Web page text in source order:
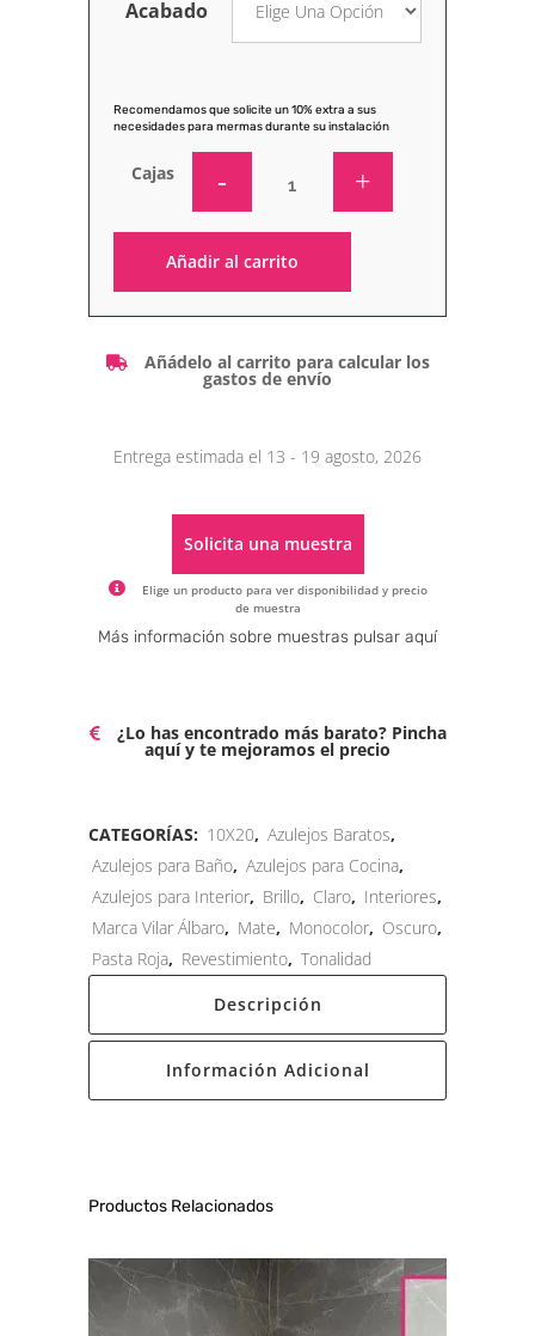
Acabado
Recomendamos que solicite un 10% extra a sus
necesidades para mermas durante su instalación
Cajas
Añadir al carrito
Añádelo al carrito para calcular los
gastos de envío
Entrega estimada el 13 - 19 agosto, 2026
Solicita una muestra
Elige un producto para ver disponibilidad y precio
de muestra
Alternative:
Más información sobre muestras pulsar aquí
¿Lo has encontrado más barato? Pincha
aquí y te mejoramos el precio
CATEGORÍAS: 10X20, Azulejos Baratos,
Azulejos para Baño, Azulejos para Cocina,
Azulejos para Interior, Brillo, Claro, Interiores,
Marca Vilar Álbaro, Mate, Monocolor, Oscuro,
Pasta Roja, Revestimiento, Tonalidad
Descripción
Información Adicional
Productos Relacionados